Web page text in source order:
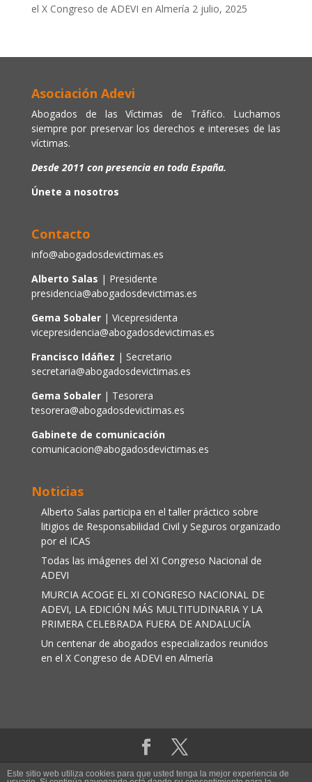
el X Congreso de ADEVI en Almería 2 julio, 2025
Asociación Adevi
Abogados de las Víctimas de Tráfico. Luchamos
siempre por preservar los derechos e intereses de las
víctimas.
Desde 2011 con presencia en toda España.
Únete a nosotros
Contacto
info@abogadosdevictimas.es
Alberto Salas | Presidente
presidencia@abogadosdevictimas.es
Gema Sobaler | Vicepresidenta
vicepresidencia@abogadosdevictimas.es
Francisco Idáñez | Secretario
secretaria@abogadosdevictimas.es
Gema Sobaler| Tesorera
tesorera@abogadosdevictimas.es
Gabinete de comunicación
comunicacion@abogadosdevictimas.es
Noticias
Alberto Salas participa en el taller práctico sobre
litigios de Responsabilidad Civil y Seguros organizado
por el ICAS
Todas las imágenes del XI Congreso Nacional de
ADEVI
MURCIA ACOGE EL XI CONGRESO NACIONAL DE
ADEVI, LA EDICIÓN MÁS MULTITUDINARIA Y LA
PRIMERA CELEBRADA FUERA DE ANDALUCÍA
Un centenar de abogados especializados reunidos
en el X Congreso de ADEVI en Almería
Aviso legal|Política de cookies
Este sitio web utiliza cookies para que usted tenga la mejor experiencia de